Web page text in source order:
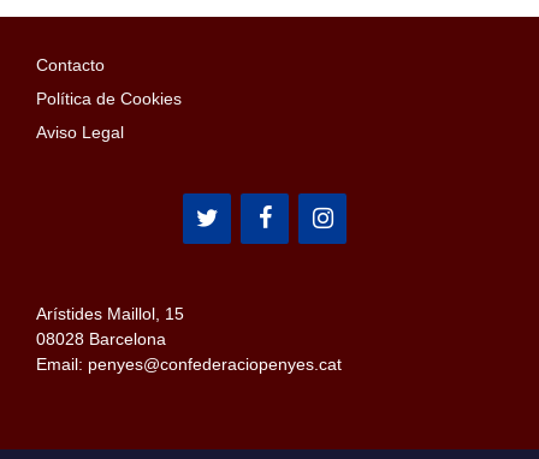
Contacto
Política de Cookies
Aviso Legal
Arístides Maillol, 15
08028 Barcelona
Email: penyes@confederaciopenyes.cat